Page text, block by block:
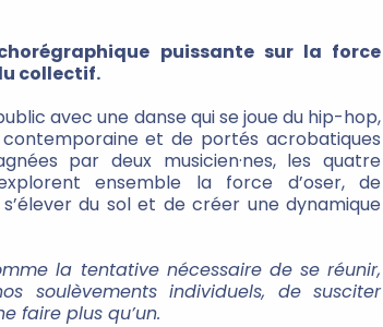
puissante sur la force
collectif.
avec une danse qui se joue du hip-hop,
et de portés acrobatiques
par deux musicien·nes, les quatre
ensemble la force d’oser, de
du sol et de créer une dynamique
la tentative nécessaire de se réunir,
soulèvements individuels, de susciter
faire plus qu’un.